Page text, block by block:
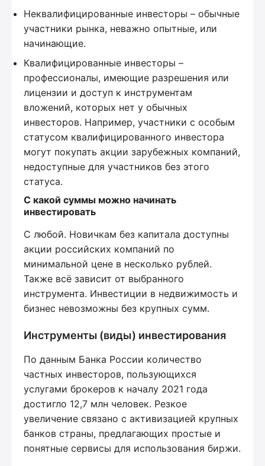
Неквалифицированные инвесторы – обычные
участники рынка, неважно опытные, или
начинающие.
Квалифицированные инвесторы –
профессионалы, имеющие разрешения или
лицензии и доступ к инструментам
вложений, которых нет у обычных
инвесторов. Например, участники с особым
статусом квалифицированного инвестора
могут покупать акции зарубежных компаний,
недоступные для участников без этого
статуса.
С какой суммы можно начинать
инвестировать
С любой. Новичкам без капитала доступны
акции российских компаний по
минимальной цене в несколько рублей.
Также всё зависит от выбранного
инструмента. Инвестиции в недвижимость и
бизнес невозможны без крупных сумм.
Инструменты (виды) инвестирования
По данным Банка России количество
частных инвесторов, пользующихся
услугами брокеров к началу 2021 года
достигло 12,7 млн человек. Резкое
увеличение связано с активизацией крупных
банков страны, предлагающих простые и
понятные сервисы для использования биржи.